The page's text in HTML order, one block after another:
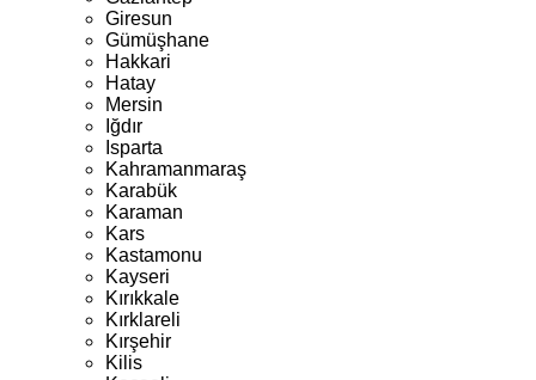
Giresun
Gümüşhane
Hakkari
Hatay
Mersin
Iğdır
Isparta
Kahramanmaraş
Karabük
Karaman
Kars
Kastamonu
Kayseri
Kırıkkale
Kırklareli
Kırşehir
Kilis